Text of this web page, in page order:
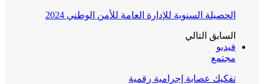
الحصيلة السنوية للإدارة العامة للأمن الوطني 2024
السابق التالي
فيديو
مجتمع
تفكيك عصابة إجرامية رقمية